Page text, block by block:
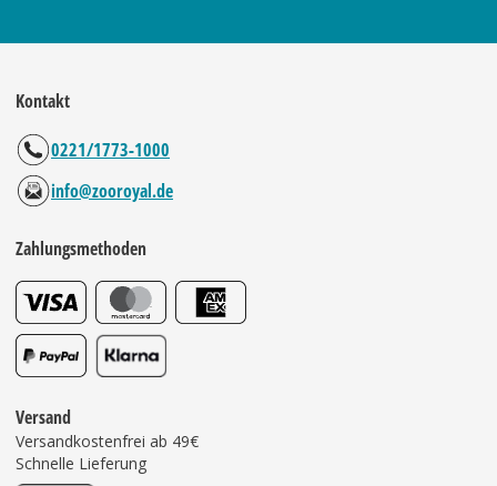
Kontakt
0221/1773-1000
info@zooroyal.de
Zahlungsmethoden
Versand
Versandkostenfrei ab 49€
Schnelle Lieferung